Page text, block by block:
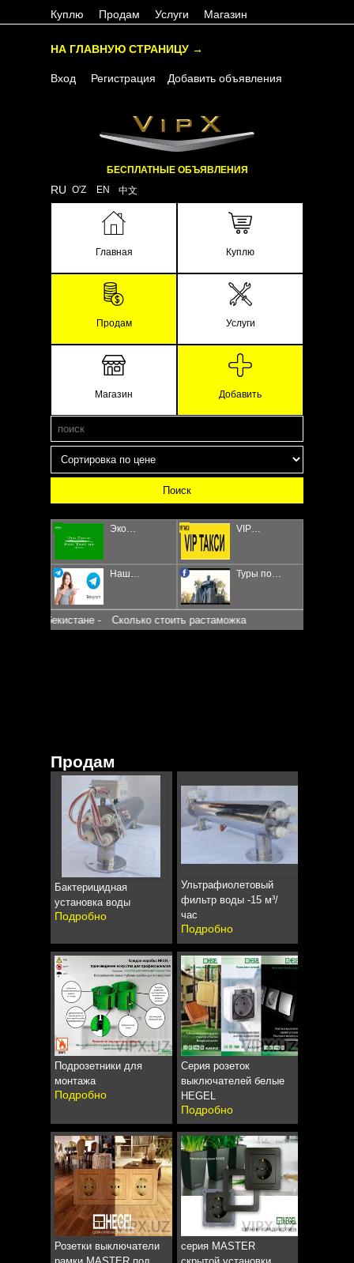
Куплю Продам Услуги Магазин
НА ГЛАВНУЮ СТРАНИЦУ →
Вход Регистрация Добавить объявления
БЕСПЛАТНЫЕ ОБЪЯВЛЕНИЯ
RU O'Z EN 中文
Главная Куплю
Продам Услуги
Магазин Добавить
Эко… VIP…
Наш… Туры по…
Узбекистане - Сколько стоить растаможка
Продам
Бактерицидная
установка воды
Подробно
Ультрафиолетовый
фильтр воды -15 м³/
час
Подробно
Подрозетники для
монтажа
Подробно
Серия розеток
выключателей белые
HEGEL
Подробно
Розетки выключатели
серия MASTER